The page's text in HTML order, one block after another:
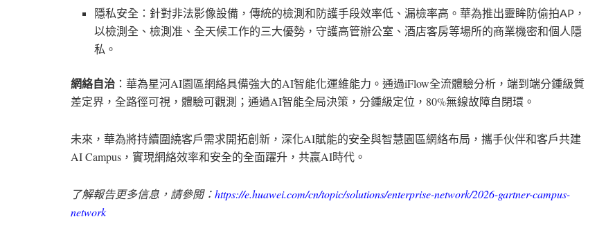
隱私安全：針對非法影像設備，傳統的檢測和防護手段效率低、漏檢率高。華為推出靈眸防偷拍AP ，
以檢測全、檢測准、全天候工作的三大優勢，守護高管辦公室、酒店客房等場所的商業機密和個人隱
私。
網絡自治 ：華為星河AI園區網絡具備強大的AI智能化運維能力。通過iFlow全流體驗分析，端到端分鍾級質
差定界，全路徑可視，體驗可觀測；通過AI智能全局決策，分鍾級定位， 80%無線故障自閉環。
未來，華為將持續圍繞客戶需求開拓創新，深化AI賦能的安全與智慧園區網絡布局，攜手伙伴和客戶共建
AI Campus ，實現網絡效率和安全的全面躍升，共贏AI時代。
了解報告更多信息，請參閱：https://e.huawei.com/cn/topic/solutions/enterprise-network/2026-gartner-campus-
network